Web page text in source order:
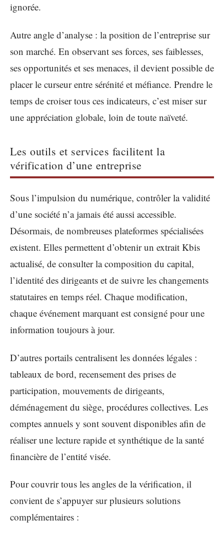
ignorée.
Autre angle d’analyse : la position de l’entreprise sur
son marché. En observant ses forces, ses faiblesses,
ses opportunités et ses menaces, il devient possible de
placer le curseur entre sérénité et méfiance. Prendre le
temps de croiser tous ces indicateurs, c’est miser sur
une appréciation globale, loin de toute naïveté.
Les outils et services facilitent la
vérification d’une entreprise
Sous l’impulsion du numérique, contrôler la validité
d’une société n’a jamais été aussi accessible.
Désormais, de nombreuses plateformes spécialisées
existent. Elles permettent d’obtenir un extrait Kbis
actualisé, de consulter la composition du capital,
l’identité des dirigeants et de suivre les changements
statutaires en temps réel. Chaque modification,
chaque événement marquant est consigné pour une
information toujours à jour.
D’autres portails centralisent les données légales :
tableaux de bord, recensement des prises de
participation, mouvements de dirigeants,
déménagement du siège, procédures collectives. Les
comptes annuels y sont souvent disponibles afin de
réaliser une lecture rapide et synthétique de la santé
financière de l’entité visée.
Pour couvrir tous les angles de la vérification, il
convient de s’appuyer sur plusieurs solutions
complémentaires :